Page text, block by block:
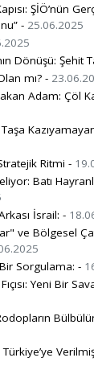
ŞİÖ’nün
- 25.06.2025
Dönüşü: Şehit
mı? -
Adam: Çöl
Taşa
Ritmi -
Batı
İsrail: -
ve Bölgesel
Sorgulama: -
Yeni Bir
Türkiye’ye